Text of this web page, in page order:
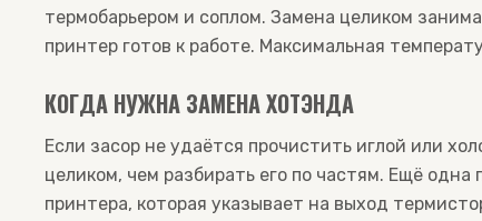
термобарьером и соплом. Замена целиком
принтер готов к работе. Максимальная
КОГДА НУЖНА ЗАМЕНА ХОТЭНДА
Если засор не удаётся прочистить иглой или
целиком, чем разбирать его по частям. Ещё
принтера, которая указывает на выход